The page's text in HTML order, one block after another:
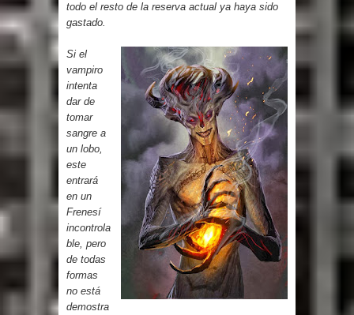
todo el resto de la reserva actual ya haya sido
gastado.
Si el
vampiro
intenta
dar de
tomar
sangre a
un lobo,
este
entrará
en un
Frenesí
incontrola
ble, pero
de todas
formas
no está
demostra